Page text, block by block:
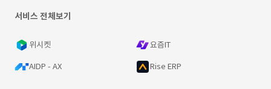
서비스 전체보기
위시켓 요즘IT
AIDP - AX Rise ERP